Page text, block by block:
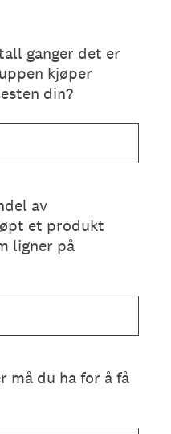
ganger det er
kjøper
din?
av
et produkt
ligner på
må du ha for å få